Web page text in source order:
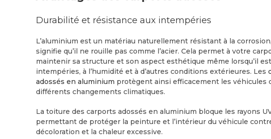
Durabilité et résistance aux intempéries
L’aluminium est un matériau naturellement résistant à la
signifie qu’il ne rouille pas comme l’acier. Cela permet à votre
maintenir sa structure et son aspect esthétique même lorsqu’il
intempéries, à l’humidité et à d’autres conditions extérieures. Les
adossés en aluminium protègent ainsi efficacement les véhicules
différents changements climatiques.
La toiture des carports adossés en aluminium bloque les rayons
permettant de protéger la peinture et l’intérieur du véhicule
décoloration et la chaleur excessive.